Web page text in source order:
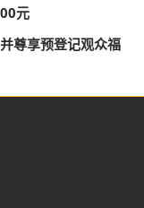
元
尊享预登记观众福